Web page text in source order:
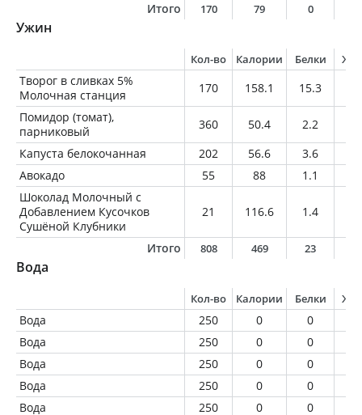
Итого
170 79 0
Ужин
Кол-во Калории Белки
Творог в сливках 5%
Молочная станция
170 158.1 15.3
Помидор (томат),
парниковый
360 50.4 2.2
Капуста белокочанная
202 56.6 3.6
Авокадо
55 88 1.1
Шоколад Молочный с
Добавлением Кусочков
Сушёной Клубники
21 116.6 1.4
Итого 808 469 23
Вода
Кол-во Калории Белки
Вода 250 0 0
Вода
250 0 0
Вода
250 0 0
Вода
250 0 0
Вода
250 0 0